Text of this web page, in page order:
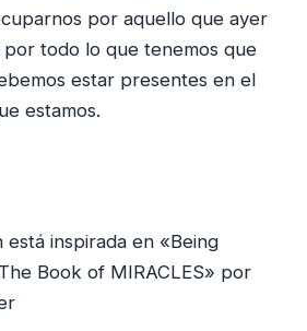
por aquello que ayer
por todo lo que tenemos que
estar presentes en el
estamos.
inspirada en «Being
Book of MIRACLES» por